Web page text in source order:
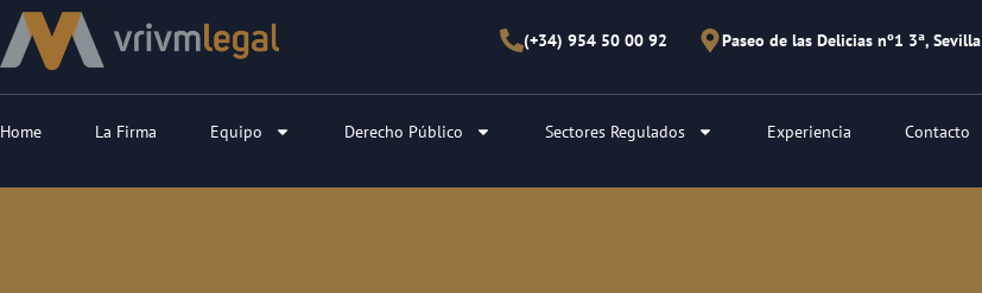
(+34) 954 50 00 92 Paseo de las Delicias nº1 3ª, Sevilla
Home La Firma Equipo Derecho Público Sectores Regulados Experiencia Contacto